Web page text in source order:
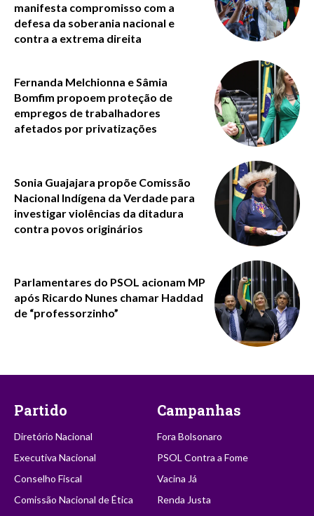
manifesta compromisso com a
defesa da soberania nacional e
contra a extrema direita
Fernanda Melchionna e Sâmia
Bomfim propoem proteção de
empregos de trabalhadores
afetados por privatizações
Sonia Guajajara propõe Comissão
Nacional Indígena da Verdade para
investigar violências da ditadura
contra povos originários
Parlamentares do PSOL acionam MP
após Ricardo Nunes chamar Haddad
de “professorzinho”
Partido
Diretório Nacional
Executiva Nacional
Conselho Fiscal
Comissão Nacional de Ética
Campanhas
Fora Bolsonaro
PSOL Contra a Fome
Vacina Já
Renda Justa